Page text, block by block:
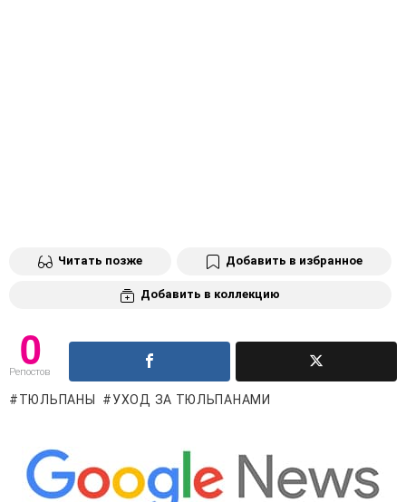
Читать позже Добавить в избранное
Добавить в коллекцию
0
Репостов
ТЮЛЬПАНЫ УХОД ЗА ТЮЛЬПАНАМИ